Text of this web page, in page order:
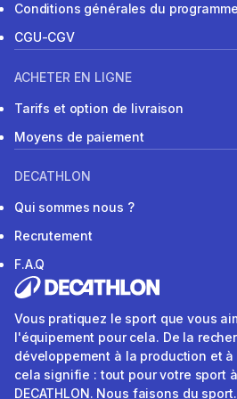
Conditions générales du
CGU-CGV
ACHETER EN LIGNE
Tarifs et option de livraison
Moyens de paiement
DECATHLON
Qui sommes nous ?
Recrutement
F.A.Q
Vous pratiquez le sport que vous
l'équipement pour cela. De la
développement à la production et à
cela signifie : tout pour votre sport
DECATHLON. Nous faisons du sport.